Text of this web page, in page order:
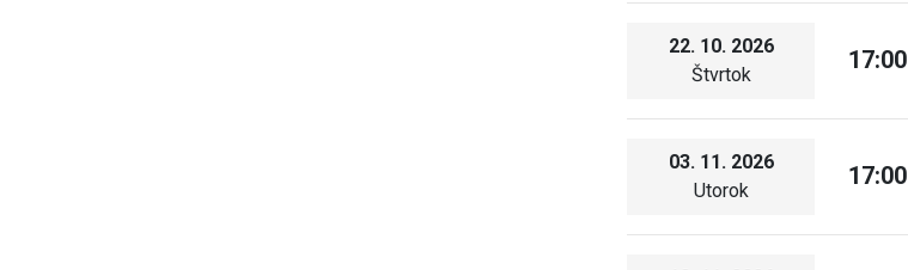
22. 10. 2026
Štvrtok
17:00
03. 11. 2026
Utorok
17:00